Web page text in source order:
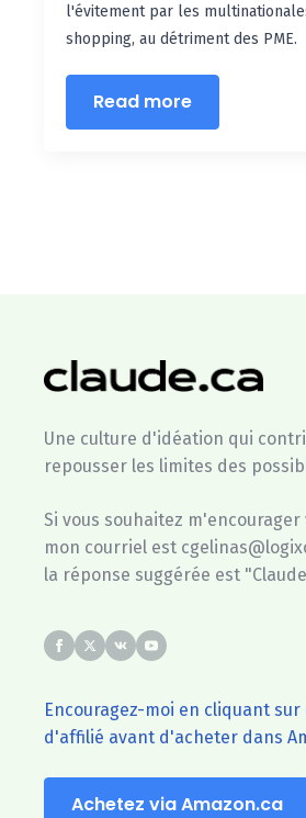
l'évitement par les
shopping, au détriment des PME.
Read more
Une culture d'idéation qui
repousser les limites des
Si vous souhaitez m'encourager
mon courriel est
la réponse suggérée est
Encouragez-moi en cliquant sur
d'affilié avant d'acheter dans
Achetez via Amazon.ca